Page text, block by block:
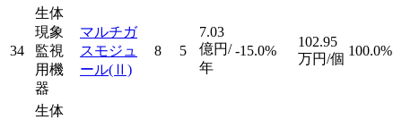
34
生体
現象
監視
用機
器
マルチガ
スモジュ
ール(Ⅱ)
8 5
7.03
億円/
年
-15.0%
102.95
万円/個
100.0%
生体